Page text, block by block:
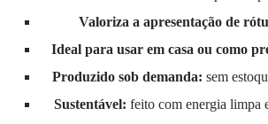
Valoriza a apresentação de
Ideal para usar em casa ou como
Produzido sob demanda: sem
Sustentável: feito com energia limpa